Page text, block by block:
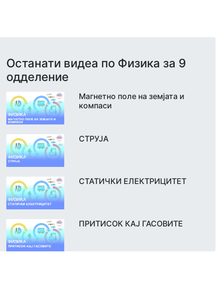
Останати видеа по Физика за 9
одделение
Магнетно поле на земјата и
компаси
СТРУЈА
СТАТИЧКИ ЕЛЕКТРИЦИТЕТ
ПРИТИСОК КАЈ ГАСОВИТЕ